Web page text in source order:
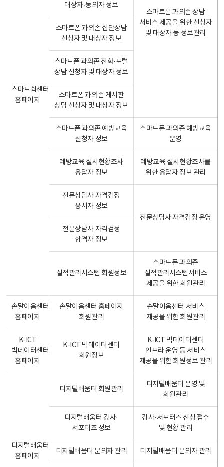
스마트쉼센터
홈페이지
스마트폰 과의존 상담
서비스 제공을 위한 신청자
및 대상자 등 정보관리
대상자·동의자 정보
스마트폰 과의존 집단상담
신청자 및 대상자 정보
스마트폰 과의존 전화·포털
상담 신청자 및 대상자 정보
스마트폰 과의존 게시판
상담 신청자 및 대상자 정보
스마트폰 과의존 예방교육
신청자 정보
스마트폰 과의존 예방교육
운영
예방교육 실시현황조사
응답자 정보
예방교육 실시현황조사를
위한 응답자 정보 관리
전문상담사 자격검정
응시자 정보
전문상담사 자격검정 운영
전문상담사 자격검정
합격자 정보
실적관리시스템 회원정보
스마트폰 과의존
실적관리시스템서비스
제공을 위한 회원관리
손말이음센터
홈페이지
손말이음센터 홈페이지
회원관리
손말이음센터 서비스
제공을 위한 회원관리
K-ICT
빅데이터센터
홈페이지
K-ICT 빅데이터센터
회원정보
K-ICT 빅데이터센터
인프라 운영 등 서비스
제공을 위한 회원정보 관리
디지털배움터
홈페이지
디지털배움터 회원관리
디지털배움터 운영 및
회원관리
디지털배움터 강사·
서포터즈 정보
강사·서포터즈 신청 접수
및 현황 관리
디지털배움터 문의자 관리 디지털배움터 문의자 관리